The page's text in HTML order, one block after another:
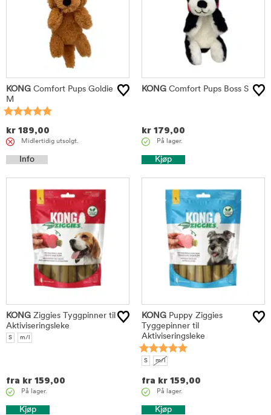
KONG Comfort Pups Goldie
M
kr 189,00
Midlertidig utsolgt.
Info
KONG Comfort Pups Boss S
kr 179,00
På lager.
Kjøp
KONG Ziggies Tyggpinner til
Aktiviseringsleke
S m/l
fra kr 159,00
På lager.
Kjøp
KONG Puppy Ziggies
Tyggepinner til
Aktiviseringsleke
S m/l
fra kr 159,00
På lager.
Kjøp